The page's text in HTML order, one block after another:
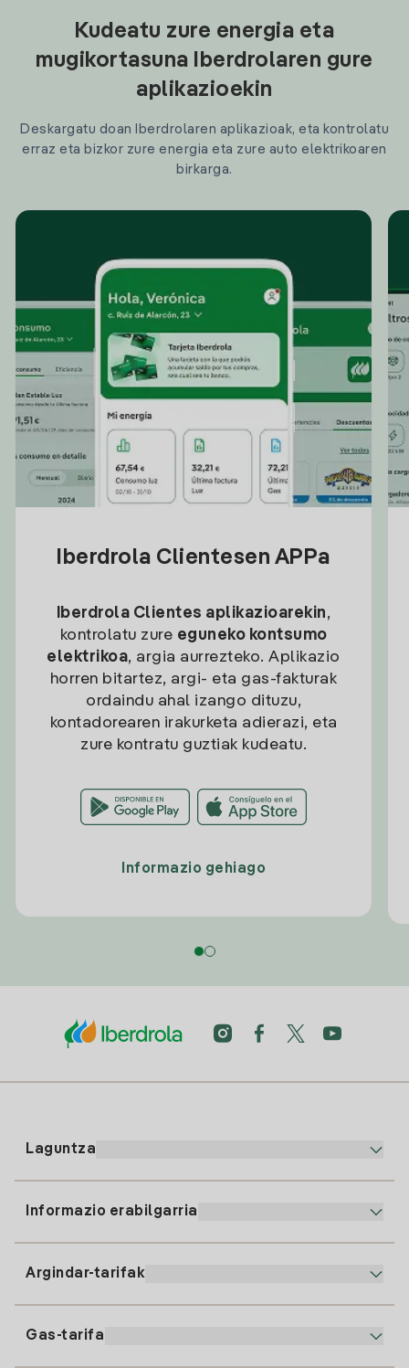
Kudeatu zure energia eta
mugikortasuna Iberdrolaren gure
aplikazioekin
Deskargatu doan Iberdrolaren aplikazioak, eta kontrolatu
erraz eta bizkor zure energia eta zure auto elektrikoaren
birkarga.
Iberdrola Clientesen APPa
Iberdrola Clientes aplikazioarekin,
kontrolatu zure eguneko kontsumo
elektrikoa, argia aurrezteko. Aplikazio
horren bitartez, argi- eta gas-fakturak
ordaindu ahal izango dituzu,
kontadorearen irakurketa adierazi, eta
zure kontratu guztiak kudeatu.
Informazio gehiago
Laguntza
91 919 52 73
Informazio erabilgarria
Argindar-tarifak
Gas-tarifa